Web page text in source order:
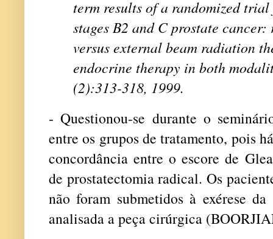
term results of a randomized
stages B2 and C prostate
versus external beam radiation
endocrine therapy in both
(2):313-318, 1999.
- Questionou-se durante o
entre os grupos de tratamento, pois
concordância entre o escore de
de prostatectomia radical. Os
não foram submetidos à exérese
analisada a peça cirúrgica